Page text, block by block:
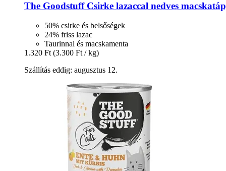
The GoodstuffCsirke lazaccal nedves
50% csirke és belsőségek
24% friss lazac
Taurinnal és macskamenta
1.320 Ft (3.300 Ft / kg)
Szállítás eddig: augusztus 12.